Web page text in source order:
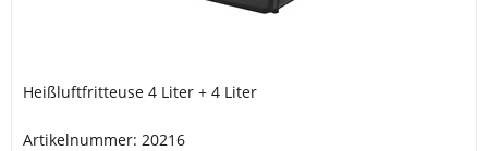
Heißluftfritteuse 4 Liter + 4 Liter
Artikelnummer: 20216